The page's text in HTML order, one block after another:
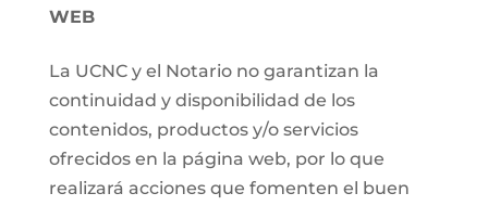
WEB
La UCNC y el Notario no garantizan la
continuidad y disponibilidad de los
contenidos, productos y/o servicios
ofrecidos en la página web, por lo que
realizará acciones que fomenten el buen